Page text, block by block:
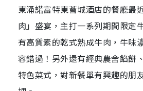
東涌諾富特東薈城酒店的餐廳最
肉」盛宴，主打一系列期間限定
有高質素的乾式熟成牛肉，牛味
容錯過！另外還有經典農舍餡餅
特色菜式，對新餐單有興趣的朋